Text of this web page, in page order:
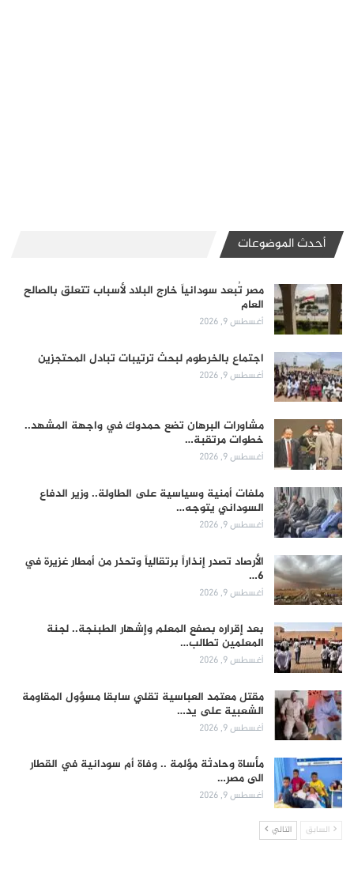
أحدث الموضوعات
مصر تُبعد سودانياً خارج البلاد لأسباب تتعلق بالصالح
العام
أغسطس 9, 2026
اجتماع بالخرطوم لبحث ترتيبات تبادل المحتجزين
أغسطس 9, 2026
مشاورات البرهان تضع حمدوك في واجهة المشهد..
خطوات مرتقبة…
أغسطس 9, 2026
ملفات أمنية وسياسية على الطاولة.. وزير الدفاع
السوداني يتوجه…
أغسطس 9, 2026
الأرصاد تصدر إنذاراً برتقالياً وتحذر من أمطار غزيرة في
6…
أغسطس 9, 2026
بعد إقراره بصفع المعلم وإشهار الطبنجة.. لجنة
المعلمين تطالب…
أغسطس 9, 2026
مقتل معتمد العباسية تقلي سابقا مسؤول المقاومة
الشعبية على يد…
أغسطس 9, 2026
مأساة وحادثة مؤلمة .. وفاة أم سودانية في القطار
الى مصر…
أغسطس 9, 2026
السابق التالي